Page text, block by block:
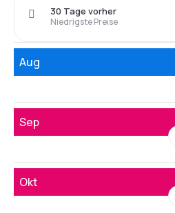
Niedrigste Preise
30 Tage vorher
Aug
Sep
Okt